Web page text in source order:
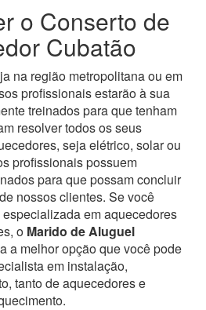
o Conserto de
Cubatão
na região metropolitana ou em
profissionais estarão à sua
treinados para que tenham
resolver todos os seus
seja elétrico, solar ou
profissionais possuem
para que possam concluir
nossos clientes. Se você
em aquecedores
o Marido de Aluguel
a melhor opção que você pode
em instalação,
tanto de aquecedores e